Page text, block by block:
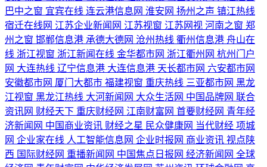
巴中之窗 宜宾在线 连云港信息网 淮安网 扬州之声 镇江热线
宿迁在线网 江苏企业新闻网 江苏视窗 江苏网视 河南之窗 郑
州之窗 邯郸信息港 承德大德网 沧州热线 衢州信息港 舟山在
线 浙江视窗 浙江新闻在线 金华都市网 浙江衢州网 杭州门户
网 大连热线 辽宁信息港 大连信息港 天长都市网 六安都市网
安徽都市网 厦门大都市 福建视窗 重庆热线 三亚都市网 黑龙
江视窗 黑龙江热线 大河新闻网 大众生活网 中国品牌网 联合
资讯网 财经天下 重庆财经网 江南财富网 首要财经网 青年经
济新闻网 中国商业资讯 财经之星 民众健康网 当代财经 项城
网 企业家在线 人工智能信息网 企业时报网 商业资讯 视点陕
西 国际财经网 重播新闻网 中国焦点日报网 经济新闻网 全球